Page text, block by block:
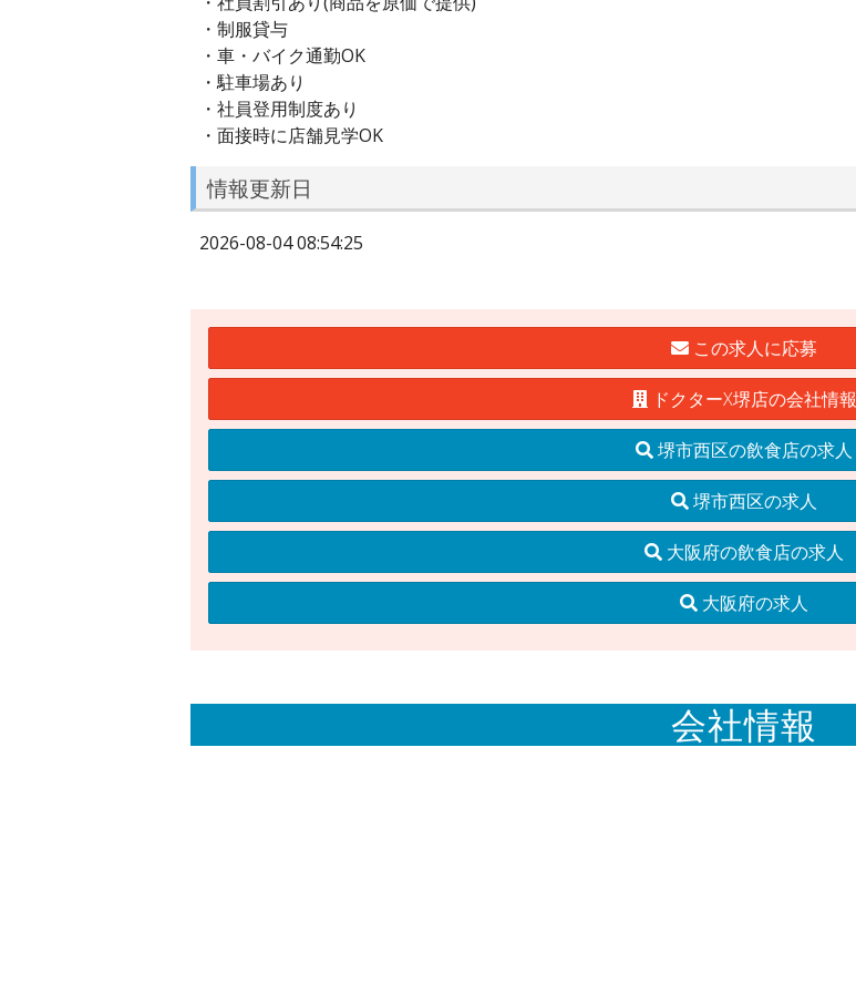
・制服貸与
・車・バイク通勤OK
・駐車場あり
・社員登用制度あり
・面接時に店舗見学OK
情報更新日
2026-08-04 08:54:25
この求人に応募
ドクターX堺店の会社情報
堺市西区の飲食店の求人
堺市西区の求人
大阪府の飲食店の求人
大阪府の求人
会社情報